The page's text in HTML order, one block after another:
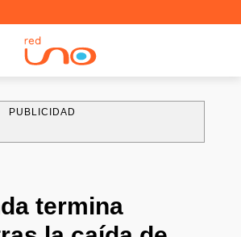
PUBLICIDAD
termina